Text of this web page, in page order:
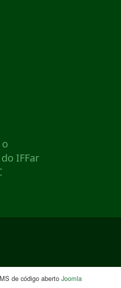
de código aberto Joomla